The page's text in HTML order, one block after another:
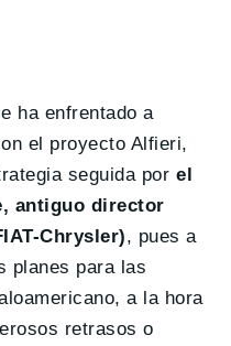
ha enfrentado a
el proyecto Alfieri,
seguida por el
antiguo director
Chrysler), pues a
planes para las
a la hora
retrasos o